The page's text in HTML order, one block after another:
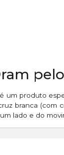
um produto
branca (com
lado e do